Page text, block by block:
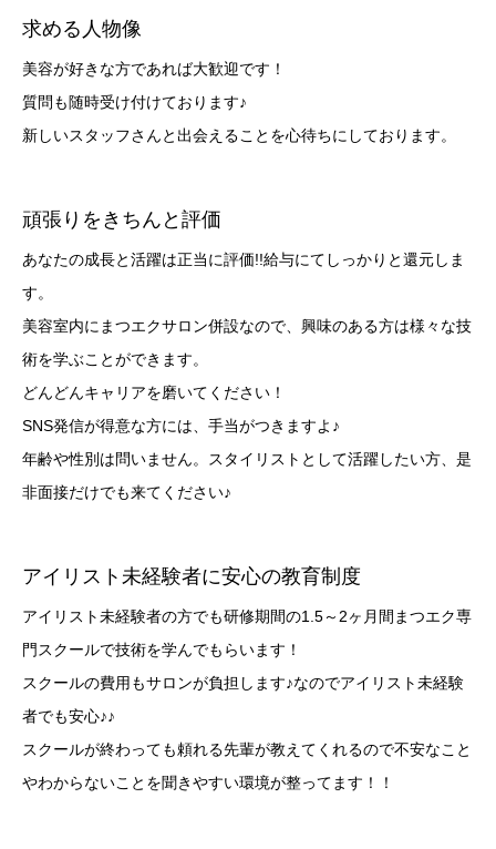
求める人物像
美容が好きな方であれば大歓迎です！
質問も随時受け付けております♪
新しいスタッフさんと出会えることを心待ちにしております。
頑張りをきちんと評価
あなたの成長と活躍は正当に評価!!給与にてしっかりと還元しま
す。
美容室内にまつエクサロン併設なので、興味のある方は様々な技
術を学ぶことができます。
どんどんキャリアを磨いてください！
SNS発信が得意な方には、手当がつきますよ♪
年齢や性別は問いません。スタイリストとして活躍したい方、是
非面接だけでも来てください♪
アイリスト未経験者に安心の教育制度
アイリスト未経験者の方でも研修期間の1.5～2ヶ月間まつエク専
門スクールで技術を学んでもらいます！
スクールの費用もサロンが負担します♪なのでアイリスト未経験
者でも安心♪♪
スクールが終わっても頼れる先輩が教えてくれるので不安なこと
やわからないことを聞きやすい環境が整ってます！！